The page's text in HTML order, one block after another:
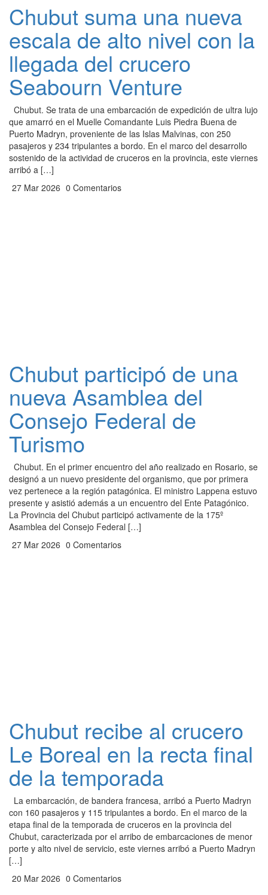
Chubut suma una nueva
escala de alto nivel con la
llegada del crucero
Seabourn Venture
Chubut. Se trata de una embarcación de expedición de ultra lujo
que amarró en el Muelle Comandante Luis Piedra Buena de
Puerto Madryn, proveniente de las Islas Malvinas, con 250
pasajeros y 234 tripulantes a bordo. En el marco del desarrollo
sostenido de la actividad de cruceros en la provincia, este viernes
arribó a […]
27 Mar 2026 0 Comentarios
Chubut participó de una
nueva Asamblea del
Consejo Federal de
Turismo
Chubut. En el primer encuentro del año realizado en Rosario, se
designó a un nuevo presidente del organismo, que por primera
vez pertenece a la región patagónica. El ministro Lappena estuvo
presente y asistió además a un encuentro del Ente Patagónico.
La Provincia del Chubut participó activamente de la 175º
Asamblea del Consejo Federal […]
27 Mar 2026 0 Comentarios
Chubut recibe al crucero
Le Boreal en la recta final
de la temporada
La embarcación, de bandera francesa, arribó a Puerto Madryn
con 160 pasajeros y 115 tripulantes a bordo. En el marco de la
etapa final de la temporada de cruceros en la provincia del
Chubut, caracterizada por el arribo de embarcaciones de menor
porte y alto nivel de servicio, este viernes arribó a Puerto Madryn
[…]
20 Mar 2026 0 Comentarios